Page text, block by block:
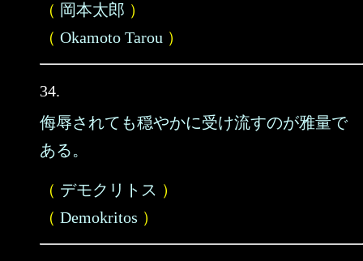
（ 岡本太郎 ）
（ Okamoto Tarou ）
34.
侮辱されても穏やかに受け流すのが雅量で
ある。
（ デモクリトス ）
（ Demokritos ）